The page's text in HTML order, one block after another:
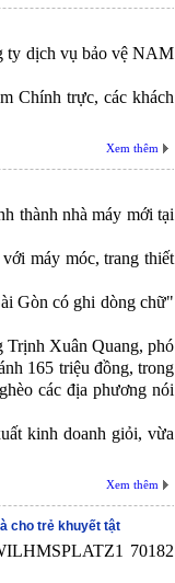
ty dịch vụ bảo vệ NAM
Chính trực, các khách
Xem thêm
thành nhà máy mới tại
máy móc, trang thiết
Gòn có ghi dòng chữ"
Trịnh Xuân Quang, phó
165 triệu đồng, trong
các địa phương nói
kinh doanh giỏi, vừa
Xem thêm
cho trẻ khuyết tật
70182